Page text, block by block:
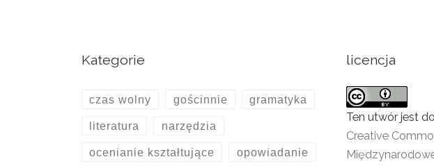
Kategorie
czas wolny gościnnie gramatyka
literatura narzędzia
ocenianie kształtujące opowiadanie
licencja
Ten utwór jest
Creative